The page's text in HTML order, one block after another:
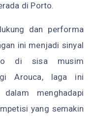
di Porto.
dan performa
ini menjadi sinyal
di sisa musim
Arouca, laga ini
menghadapi
yang semakin